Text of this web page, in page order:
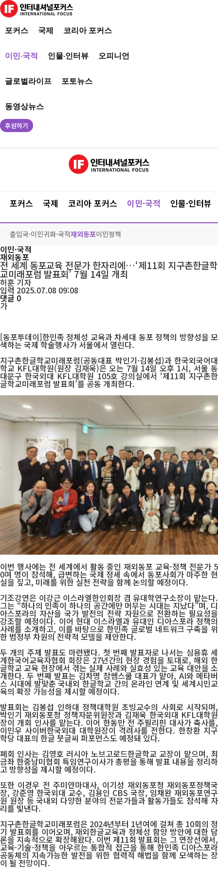
포커스 국제 코리아 포커스
이민·국적 인물·인터뷰 오피니언
글로벌라이프 포토뉴스
동영상뉴스
후원하기
포커스 국제 코리아 포커스 이민·국적 인물·인터뷰
출입국·이민귀화·국적재외동포이민정책
이민·국적
재외동포
전 세계 동포교육 전문가 한자리에…‘제11회 지구촌한글학
교미래포럼 발표회’ 7월 14일 개최
허훈기자
입력 2025.07.08 09:08
댓글 0
가
[동포투데이]한민족 정체성 교육과 차세대 동포 정책의 방향성을 모
색하는 국제 학술행사가 서울에서 열린다.
지구촌한글학교미래포럼(공동대표 박인기·김봉섭)과 한국외국어대
학교 KFL대학원(원장 김재욱)은 오는 7월 14일 오후 1시, 서울 동
대문구 한국외대 KFL대학원 105호 강의실에서 ‘제11회 지구촌한
글학교미래포럼 발표회’를 공동 개최한다.
이번 행사에는 전 세계에서 활동 중인 재외동포 교육·정책 전문가 5
0여 명이 참석해, 급변하는 국제 정세 속에서 동포사회가 마주한 현
실을 짚고, 미래를 위한 실천 전략을 함께 논의할 예정이다.
기조강연은 이강근 이스라엘한인회장 겸 유대학연구소장이 맡는다.
그는 “하나의 민족이 하나의 공간에만 머무는 시대는 지났다”며, 디
아스포라의 자산을 국가 발전의 전략 자원으로 전환하는 필요성을
강조할 예정이다. 이어 현대 이스라엘과 유대인 디아스포라 정책의
사례를 소개하고, 이를 바탕으로 한민족 글로벌 네트워크 구축을 위
한 범정부 차원의 전략적 모델을 제안한다.
두 개의 주제 발표도 마련됐다. 첫 번째 발표자로 나서는 심용휴 세
계한국어교육자협회 회장은 27년간의 현장 경험을 토대로, 해외 한
글학교 교육 현장에서 겪는 실제 사례와 실효성 있는 교육 대안을 소
개한다. 두 번째 발표는 김차명 참쌤스쿨 대표가 맡아, AI와 메타버
스 시대에 발맞춘 국내외 한글학교 간의 온라인 연계 및 세계시민교
육의 확장 가능성을 제시할 예정이다.
발표회는 김봉섭 인하대 정책대학원 초빙교수의 사회로 시작되며,
박인기 재외동포청 정책자문위원장과 김재욱 한국외대 KFL대학원
장이 개회 인사를 맡는다. 이어 한동만 전 주필리핀 대사가 축사를,
이민우 사이버한국외대 대학원장이 격려사를 전한다. 한창환 지구
학당 대표의 한글 붓글씨 퍼포먼스도 예정돼 있다.
폐회 인사는 김영호 러시아 노브고로드한글학교 교장이 맡으며, 최
금좌 한중남미협회 특임연구이사가 총평을 통해 발표 내용을 정리하
고 방향성을 제시할 예정이다.
또한 이경우 전 주미얀마대사, 이기성 재외동포청 재외동포정책국
장, 강준영 한국외대 교수, 김용인 CBS 국장, 임채완 재외동포연구
원 원장 등 국내외 다양한 분야의 전문가들과 활동가들도 참석해 자
리를 빛낸다.
지구촌한글학교미래포럼은 2024년부터 1년여에 걸쳐 총 10회의 정
기 발표회를 이어오며, 재외한글교육과 정체성 함양 방안에 대한 담
론을 지속적으로 확장해왔다. 이번 제11회 발표회는 그 연장선에서,
교육·기술·정책을 아우르는 통합적 접근을 통해 한민족 디아스포라
공동체의 지속가능한 발전을 위한 협력적 해법을 함께 모색하는 장
이 될 전망이다.